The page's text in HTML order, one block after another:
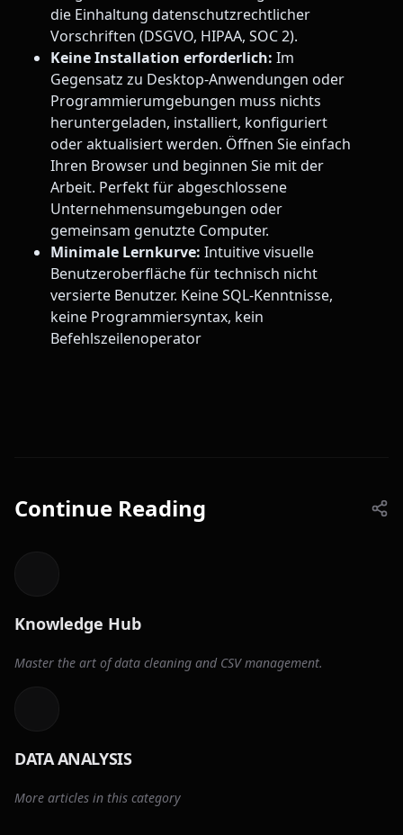
die Einhaltung datenschutzrechtlicher
Vorschriften (DSGVO, HIPAA, SOC 2).
Keine Installation erforderlich: Im
Gegensatz zu Desktop-Anwendungen oder
Programmierumgebungen muss nichts
heruntergeladen, installiert, konfiguriert
oder aktualisiert werden. Öffnen Sie einfach
Ihren Browser und beginnen Sie mit der
Arbeit. Perfekt für abgeschlossene
Unternehmensumgebungen oder
gemeinsam genutzte Computer.
Minimale Lernkurve: Intuitive visuelle
Benutzeroberfläche für technisch nicht
versierte Benutzer. Keine SQL-Kenntnisse,
keine Programmiersyntax, kein
Befehlszeilenoperator
Continue Reading
Knowledge Hub
Master the art of data cleaning and CSV management.
DATA ANALYSIS
More articles in this category